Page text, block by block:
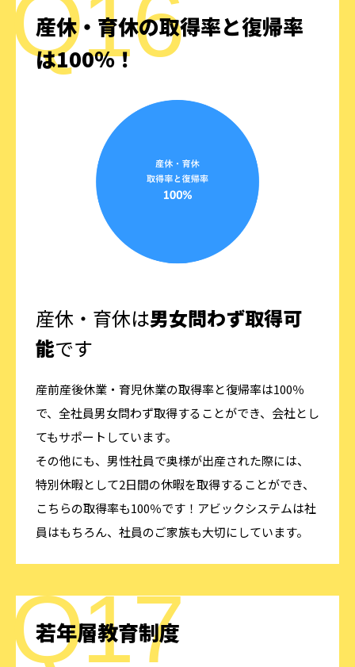
産休・育休の取得率と復帰率
は100％！
産休・育休は男女問わず取得可
能です
産前産後休業・育児休業の取得率と復帰率は100％
で、全社員男女問わず取得することができ、会社とし
てもサポートしています。
その他にも、男性社員で奥様が出産された際には、
特別休暇として2日間の休暇を取得することができ、
こちらの取得率も100％です！アビックシステムは社
員はもちろん、社員のご家族も大切にしています。
若年層教育制度